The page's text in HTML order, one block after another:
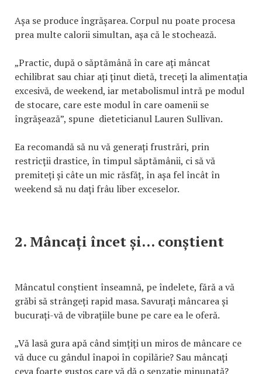
Așa se produce îngrășarea. Corpul nu poate procesa
prea multe calorii simultan, așa că le stochează.
„Practic, după o săptămână în care ați mâncat
echilibrat sau chiar ați ținut dietă, treceți la alimentația
excesivă, de weekend, iar metabolismul intră pe modul
de stocare, care este modul în care oamenii se
îngrășează”, spune dieteticianul Lauren Sullivan.
Ea recomandă să nu vă generați frustrări, prin
restricții drastice, în timpul săptămânii, ci să vă
premiteți și câte un mic răsfăț, în așa fel încât în
weekend să nu dați frâu liber exceselor.
2. Mâncați încet și... conștient
Mâncatul conștient înseamnă, pe îndelete, fără a vă
grăbi să strângeți rapid masa. Savurați mâncarea și
bucurați-vă de vibrațiile bune pe care ea le oferă.
„Vă lasă gura apă când simțiți un miros de mâncare ce
vă duce cu gândul înapoi în copilărie? Sau mâncați
ceva foarte gustos care vă dă o senzație minunată?